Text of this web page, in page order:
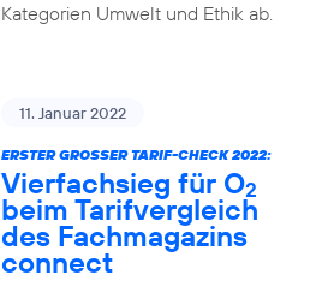
Kategorien Umwelt und Ethik ab.
11. Januar 2022
ERSTER GROSSER TARIF-CHECK 2022:
Vierfachsieg für O2
beim Tarifvergleich
des Fachmagazins
connect